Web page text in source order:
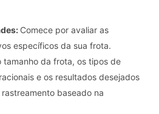
Comece por avaliar as
específicos da sua frota.
tamanho da frota, os tipos de
e os resultados desejados
baseado na